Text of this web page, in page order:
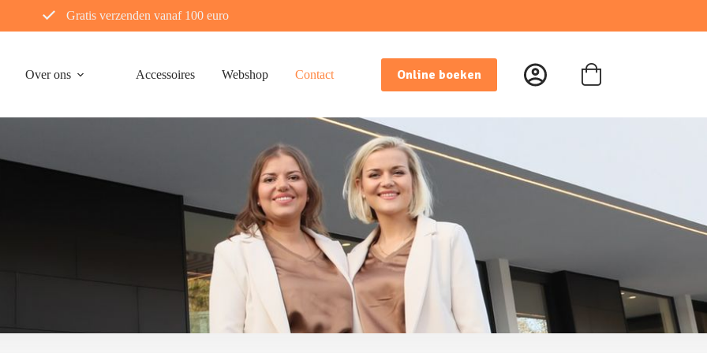
Gratis verzenden vanaf 100 euro
Over ons Accessoires Webshop Contact Online boeken Winkelwagen